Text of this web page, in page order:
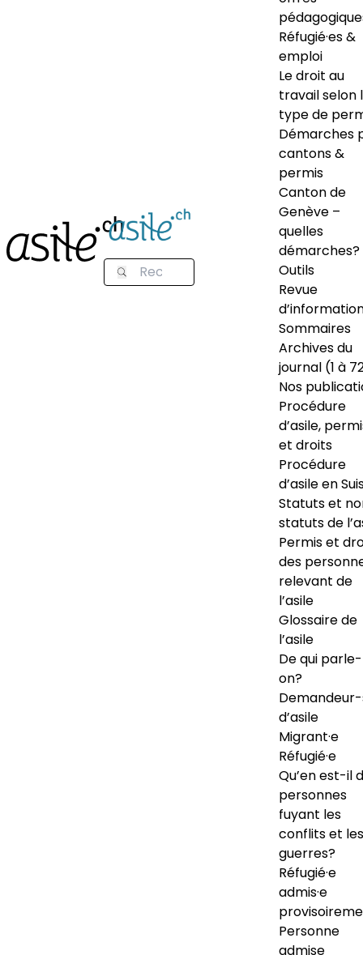
Réfugié·es &
emploi
Le droit au
travail selon
type de
Démarches
cantons &
permis
Canton de
Genève –
quelles
démarches?
Outils
Revue
Sommaires
Archives du
journal (1 à
Nos
Procédure
d’asile,
et droits
Procédure
d’asile en
Statuts et
statuts de
Permis et
des
relevant de
l’asile
Glossaire de
l’asile
De qui
on?
d’asile
Migrant·e
Réfugié·e
Qu’en est-il
personnes
fuyant les
conflits et les
guerres?
Réfugié·e
admis·e
Personne
admise